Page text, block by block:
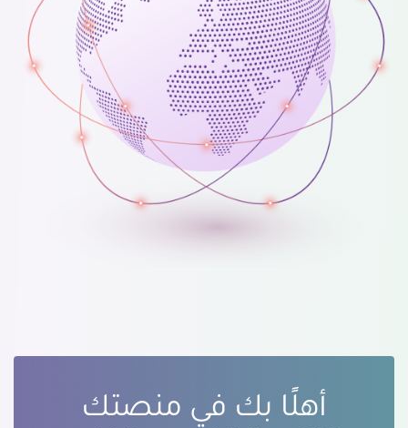
أهلًا بك في منصتك